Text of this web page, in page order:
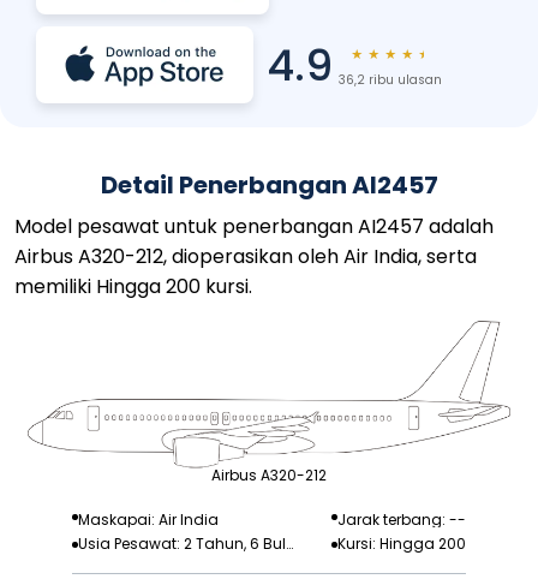
4.9 ★ ★ ★ ★ ★
36,2 ribu ulasan
Detail Penerbangan AI2457
Model pesawat untuk penerbangan AI2457 adalah
Airbus A320-212, dioperasikan oleh Air India, serta
memiliki Hingga 200 kursi.
Airbus A320-212
Maskapai: Air India
Jarak terbang: --
Usia Pesawat: 2 Tahun, 6 Bula
n
Kursi: Hingga 200